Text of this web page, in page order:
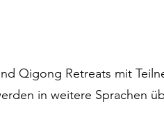
Qigong Retreats mit
in weitere Sprachen